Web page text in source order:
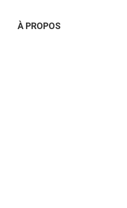
À PROPOS